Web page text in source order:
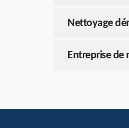
Nettoyage
Entreprise de